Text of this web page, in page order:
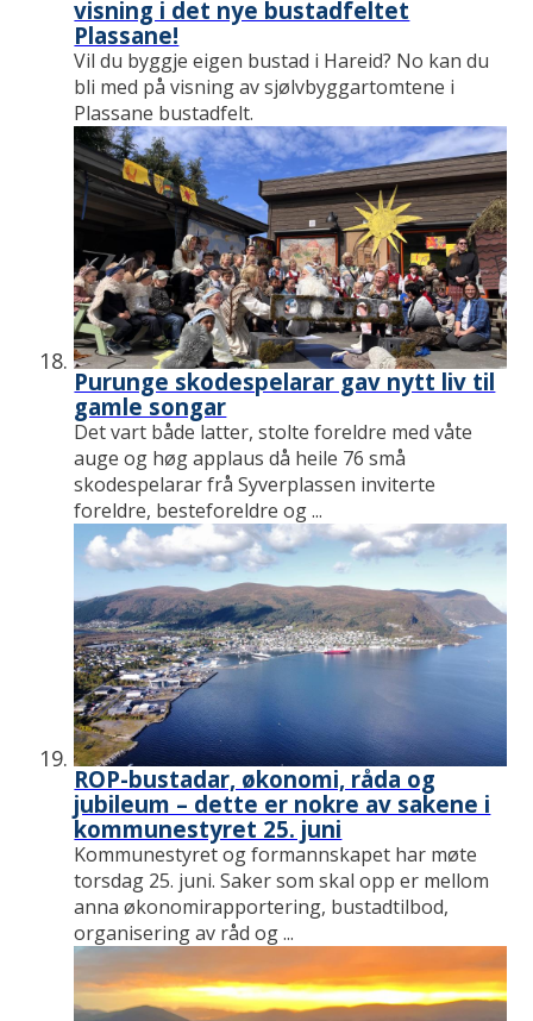
visning i det nye bustadfeltet
Plassane!
Vil du byggje eigen bustad i Hareid? No kan du
bli med på visning av sjølvbyggartomtene i
Plassane bustadfelt.
Purunge skodespelarar gav nytt liv til
gamle songar
Det vart både latter, stolte foreldre med våte
auge og høg applaus då heile 76 små
skodespelarar frå Syverplassen inviterte
foreldre, besteforeldre og ...
ROP-bustadar, økonomi, råda og
jubileum – dette er nokre av sakene i
kommunestyret 25. juni
Kommunestyret og formannskapet har møte
torsdag 25. juni. Saker som skal opp er mellom
anna økonomirapportering, bustadtilbod,
organisering av råd og ...